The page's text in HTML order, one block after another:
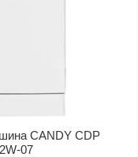
CANDY CDP
07